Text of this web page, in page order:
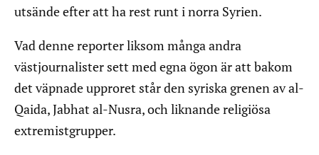
utsände efter att ha rest runt i norra Syrien.
Vad denne reporter liksom många andra
västjournalister sett med egna ögon är att bakom
det väpnade upproret står den syriska grenen av al-
Qaida, Jabhat al-Nusra, och liknande religiösa
extremistgrupper.